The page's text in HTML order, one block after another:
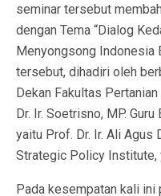
seminar tersebut
dengan Tema “Dialog
Menyongsong Indonesia
tersebut, dihadiri oleh
Dekan Fakultas
Dr. Ir. Soetrisno, MP.
yaitu Prof. Dr. Ir. Ali Agus
Strategic Policy Institute,
Pada kesempatan kali ini